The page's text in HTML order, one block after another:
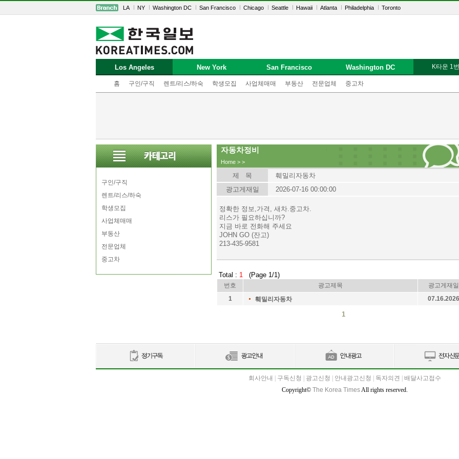
LA NY Washington DC San Francisco Chicago Seattle Hawaii Atlanta Philadelphia Toronto
Los Angeles
홈 구인/구직 렌트/리스/하숙 학생모집 사업체매매 부동산 전문업체 중고차
New York San Francisco Washington DC K타운 1
구인/구직
렌트/리스/하숙
학생모집
사업체매매
부동산
전문업체
중고차
자동차정비
Home > >
제 목
훼밀리자동차
광고게재일
2026-07-16 00:00:00
정확한 정보,가격, 새차.중고차.
리스가 필요하십니까?
지금 바로 전화해 주세요
JOHN GO (잔고)
213-435-9581
Total : 1 (Page 1/1)
번호 광고제목
광고게재일
1
훼밀리자동차 07.16.2026
1
회사안내 구독신청 광고신청 안내광고신청 독자의견
배달사고접수
Copyright© The Korea TimesAll rights reserved.